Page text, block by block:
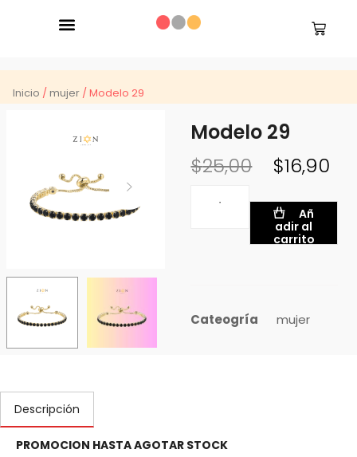
Inicio /mujer / Modelo 29
Modelo 29
$25,00 $16,90
Añ
adir al
carrito
Cateogría mujer
Descripción
PROMOCION HASTA AGOTAR STOCK